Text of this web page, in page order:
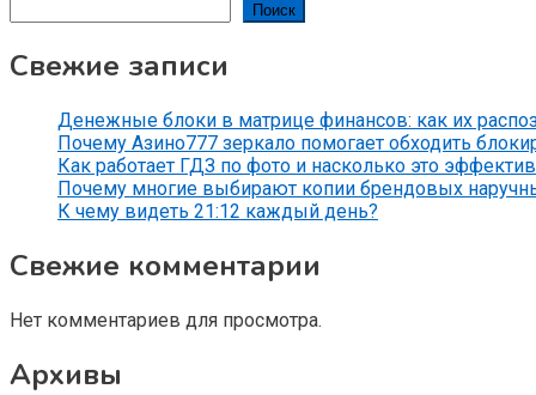
Поиск
Свежие записи
Денежные блоки в матрице финансов: как их
Почему Азино777 зеркало помогает обходить
Как работает ГДЗ по фото и насколько это
Почему многие выбирают копии брендовых
К чему видеть 21:12 каждый день?
Свежие комментарии
Нет комментариев для просмотра.
Архивы